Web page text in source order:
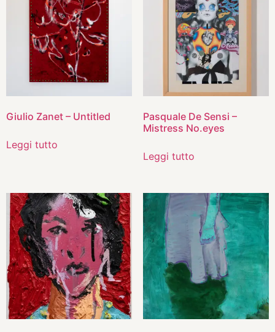
Giulio Zanet – Untitled
Leggi tutto
Pasquale De Sensi –
Mistress No.eyes
Leggi tutto